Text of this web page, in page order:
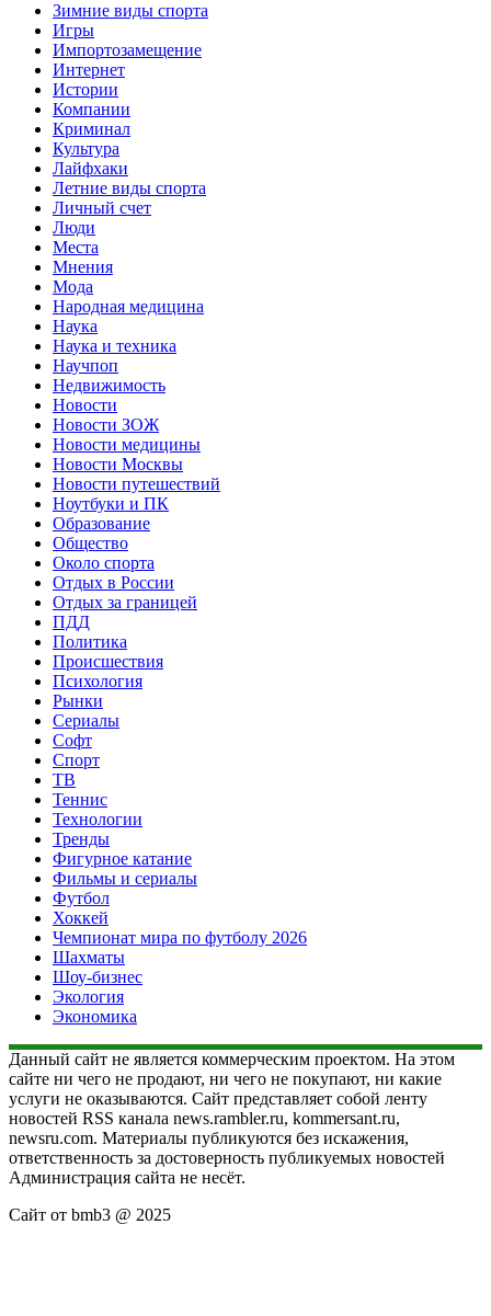
Зимние виды спорта
Игры
Импортозамещение
Интернет
Истории
Компании
Криминал
Культура
Лайфхаки
Летние виды спорта
Личный счет
Люди
Места
Мнения
Мода
Народная медицина
Наука
Наука и техника
Научпоп
Недвижимость
Новости
Новости ЗОЖ
Новости медицины
Новости Москвы
Новости путешествий
Ноутбуки и ПК
Образование
Общество
Около спорта
Отдых в России
Отдых за границей
ПДД
Политика
Происшествия
Психология
Рынки
Сериалы
Софт
Спорт
ТВ
Теннис
Технологии
Тренды
Фигурное катание
Фильмы и сериалы
Футбол
Хоккей
Чемпионат мира по футболу 2026
Шахматы
Шоу-бизнес
Экология
Экономика
Данный сайт не является коммерческим проектом. На этом
сайте ни чего не продают, ни чего не покупают, ни какие
услуги не оказываются. Сайт представляет собой ленту
новостей RSS канала news.rambler.ru, kommersant.ru,
newsru.com. Материалы публикуются без искажения,
ответственность за достоверность публикуемых новостей
Администрация сайта не несёт.
Сайт от bmb3 @ 2025